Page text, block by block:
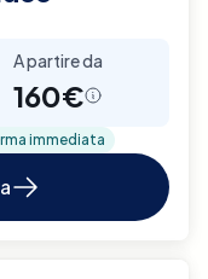
A partire da
160€
immediata